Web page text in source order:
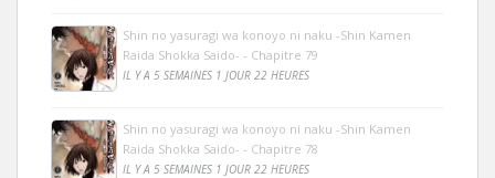
Shin no yasuragi wa konoyo ni naku -Shin Kamen
Raida Shokka Saido- - Chapitre 79
IL Y A 5 SEMAINES 1 JOUR 22 HEURES
Shin no yasuragi wa konoyo ni naku -Shin Kamen
Raida Shokka Saido- - Chapitre 78
IL Y A 5 SEMAINES 1 JOUR 22 HEURES